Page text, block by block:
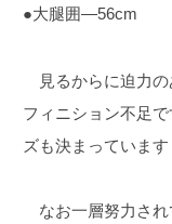
●大腿囲―56cm
見るからに迫力の
フィニション不足
ズも決まっていま
なお一層努力され